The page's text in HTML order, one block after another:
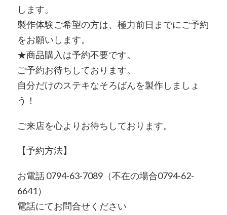
します。
製作体験ご希望の方は、極力前日までにご予約
をお願いします。
★商品購入は予約不要です。
ご予約お待ちしております。
自分だけのステキなそろばんを製作しましょ
う！
ご来店を心よりお待ちしております。
【予約方法】
お電話 0794-63-7089（不在の場合0794-62-
6641）
電話にてお問合せください